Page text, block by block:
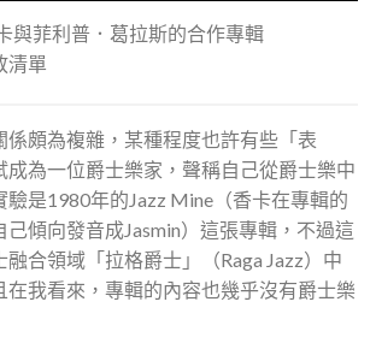
與菲利普．葛拉斯的合作專輯
清單
係頗為複雜，某種程度也許有些「表
成為一位爵士樂家，聲稱自己從爵士樂中
驗是1980年的Jazz Mine（香卡在專輯的
己傾向發音成Jasmin）這張專輯，不過這
合領域「拉格爵士」（Raga Jazz）中
在我看來，專輯的內容也幾乎沒有爵士樂